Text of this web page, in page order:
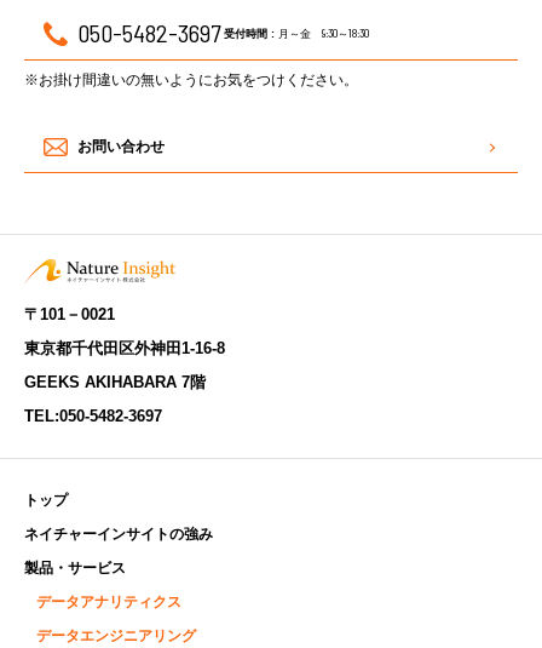
050-5482-3697 受付時間 : 月～金 9:30～18:30
※お掛け間違いの無いようにお気をつけください。
お問い合わせ
〒101－0021
東京都千代田区外神田1-16-8
GEEKS AKIHABARA 7階
TEL:050-5482-3697
トップ
ネイチャーインサイトの強み
製品・サービス
データアナリティクス
データエンジニアリング